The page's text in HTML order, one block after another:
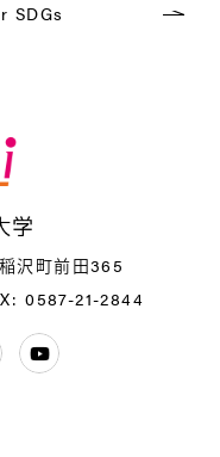
SDGs
沢町前田365
0587-21-2844